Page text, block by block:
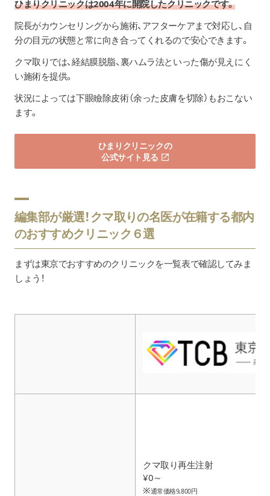
ひまりクリニックは2004年に開院したクリニックです。
院長がカウンセリングから施術、アフターケアまで対応し、自
分の目元の状態と常に向き合ってくれるので安心できます。
クマ取りでは、経結膜脱脂、裏ハムラ法といった傷が見えにく
い施術を提供。
状況によっては下眼瞼除皮術（余った皮膚を切除）もおこない
ます。
ひまりクリニックの
公式サイト見る
編集部が厳選！クマ取りの名医が在籍する都内
のおすすめクリニック６選
まずは東京でおすすめのクリニックを一覧表で確認してみま
しょう！
クマ取り再生注射
¥0～
※通常価格9,800円